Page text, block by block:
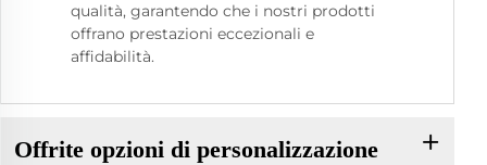
qualità, garantendo che i nostri prodotti
offrano prestazioni eccezionali e
affidabilità.
Offrite opzioni di personalizzazione